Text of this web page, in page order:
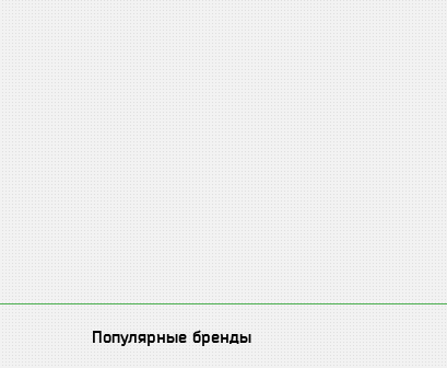
Популярные бренды